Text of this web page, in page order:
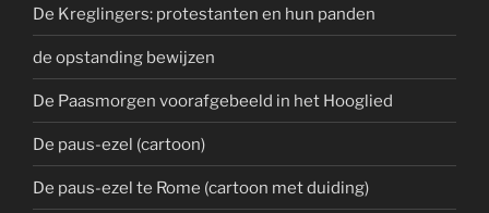
De Kreglingers: protestanten en hun panden
de opstanding bewijzen
De Paasmorgen voorafgebeeld in het Hooglied
De paus-ezel (cartoon)
De paus-ezel te Rome (cartoon met duiding)